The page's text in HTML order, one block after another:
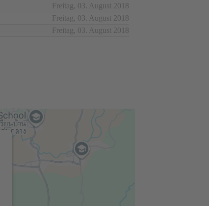
Freitag, 03. August 2018
Freitag, 03. August 2018
Freitag, 03. August 2018